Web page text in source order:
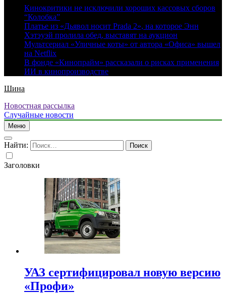
Кинокритики не исключили хороших кассовых сборов
“Колобка”
Платье из «Дьявол носит Prada 2», на которое Энн
Хэтэуэй пролила обед, выставят на аукцион
Мультсериал «Уличные коты» от автора «Офиса» вышел
на Netflix
В фонде «Кинопрайм» рассказали о рисках применения
ИИ в кинопроизводстве
Шина
Новостная рассылка
Случайные новости
Меню
Найти:
Заголовки
УАЗ сертифицировал новую версию
«Профи»